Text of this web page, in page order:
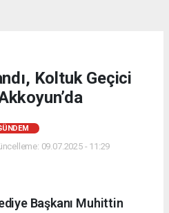
Koltuk Geçici
09.07.2025 - 11:29
Başkanı Muhittin